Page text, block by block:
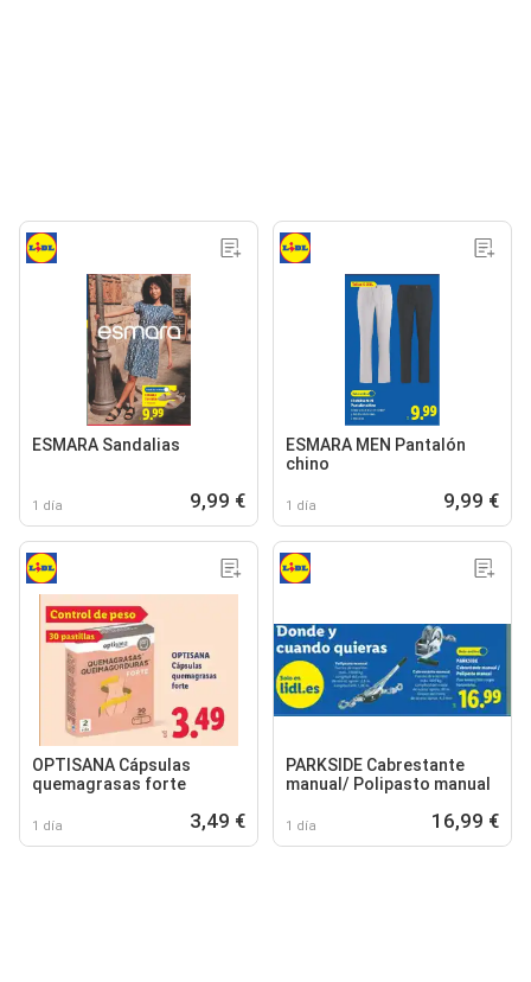
ESMARA Sandalias
1 día 9,99 €
ESMARA MEN Pantalón
chino
1 día 9,99 €
OPTISANA Cápsulas
quemagrasas forte
1 día 3,49 €
PARKSIDE Cabrestante
manual/ Polipasto manual
1 día 16,99 €